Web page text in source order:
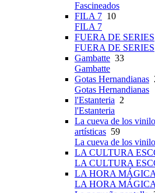
Fascineados
FILA 7 10
FILA 7
FUERA DE SERIES
FUERA DE SERIES
Gambatte 33
Gambatte
Gotas Hernandianas
Gotas Hernandianas
l'Estanteria 2
l'Estanteria
La cueva de los
artísticas 59
La cueva de los
LA CULTURA
LA CULTURA
LA HORA MÁGICA
LA HORA MÁGICA